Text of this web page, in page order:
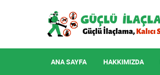
ANA SAYFA HAKKIMIZDA